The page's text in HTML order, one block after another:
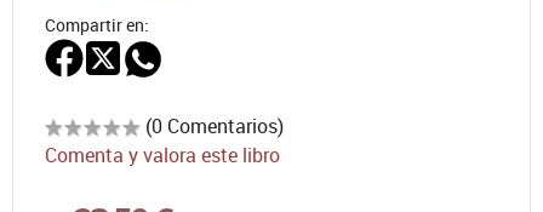
Compartir en:
(0 Comentarios)
Comenta y valora este libro